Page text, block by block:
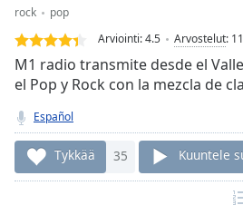
Loaded :
0.00%
Stream
TypeLIVE
live,
currently
behind
LIVE
Remaining
rock
pop
Arviointi:4.5 Arvostelut: 11
M1 radio transmite desde el
el Pop y Rock con la mezcla de
Español
Tykkää 35 Kuuntele